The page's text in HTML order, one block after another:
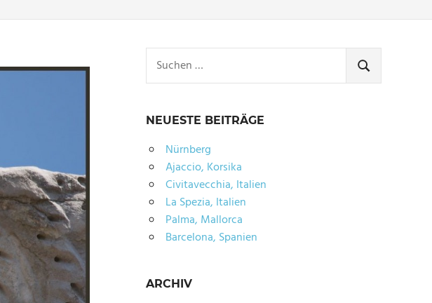
nach:
SUCHEN
NEUESTE BEITRÄGE
Nürnberg
Ajaccio, Korsika
Civitavecchia, Italien
La Spezia, Italien
Palma, Mallorca
Barcelona, Spanien
ARCHIV